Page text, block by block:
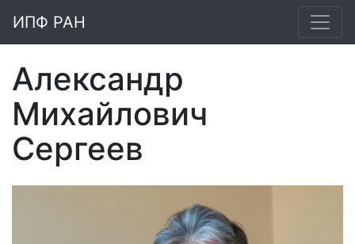
ИПФ РАН
Александр
Михайлович
Сергеев